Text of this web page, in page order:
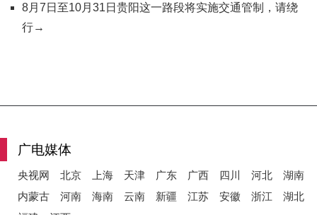
8月7日至10月31日贵阳这一路段将实施交通管制，请绕
行→
广电媒体
央视网 北京 上海 天津 广东 广西 四川 河北
湖南
内蒙古
河南 海南 云南 新疆 江苏 安徽 浙江
湖北